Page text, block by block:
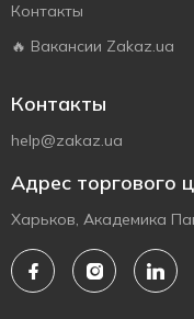
Контакты
🔥 Вакансии Zakaz.ua
Контакты
help@zakaz.ua
Адрес торгового
Харьков, Академика